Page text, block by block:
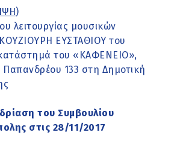
)
λειτουργίας μουσικών
ΕΥΣΤΑΘΙΟΥ του
του «ΚΑΦΕΝΕΙΟ»,
Παπανδρέου 133 στη Δημοτική
του Συμβουλίου
στις 28/11/2017